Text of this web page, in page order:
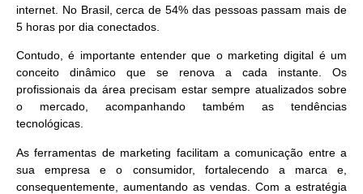
internet . No Brasil, cerca de 54% das pessoas passam mais de
5 horas por dia conectados.
Contudo, é importante entender que o marketing digital é um
conceito dinâmico que se renova a cada instante. Os
profissionais da área precisam estar sempre atualizados sobre
o mercado, acompanhando também as tendências
tecnológicas.
Asferramentas de marketing facilitam a comunicação entre a
sua empresa e o consumidor, fortalecendo a marca e,
consequentemente, aumentando as vendas. Com a estratégia